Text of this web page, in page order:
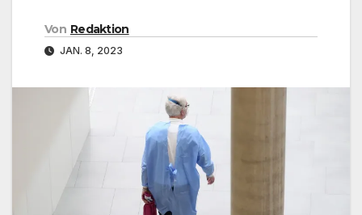
Von Redaktion
JAN. 8, 2023